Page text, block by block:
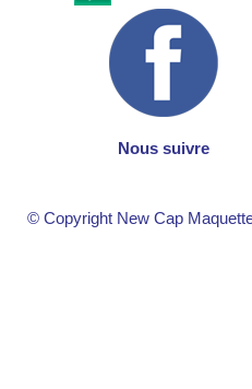
Nous suivre
© Copyright New Cap